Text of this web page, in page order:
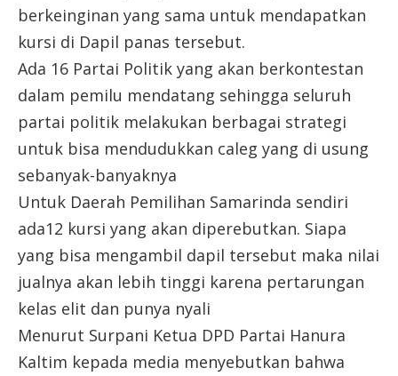
berkeinginan yang sama untuk mendapatkan
kursi di Dapil panas tersebut.
Ada 16 Partai Politik yang akan berkontestan
dalam pemilu mendatang sehingga seluruh
partai politik melakukan berbagai strategi
untuk bisa mendudukkan caleg yang di usung
sebanyak-banyaknya
Untuk Daerah Pemilihan Samarinda sendiri
ada12 kursi yang akan diperebutkan. Siapa
yang bisa mengambil dapil tersebut maka nilai
jualnya akan lebih tinggi karena pertarungan
kelas elit dan punya nyali
Menurut Surpani Ketua DPD Partai Hanura
Kaltim kepada media menyebutkan bahwa